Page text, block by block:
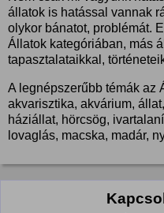
állatok is hatással vannak
olykor bánatot, problémát.
Állatok kategóriában, más
tapasztalataikkal,
A legnépszerűbb témák az
akvarisztika, akvárium,
háziállat, hörcsög,
lovaglás, macska, madár,